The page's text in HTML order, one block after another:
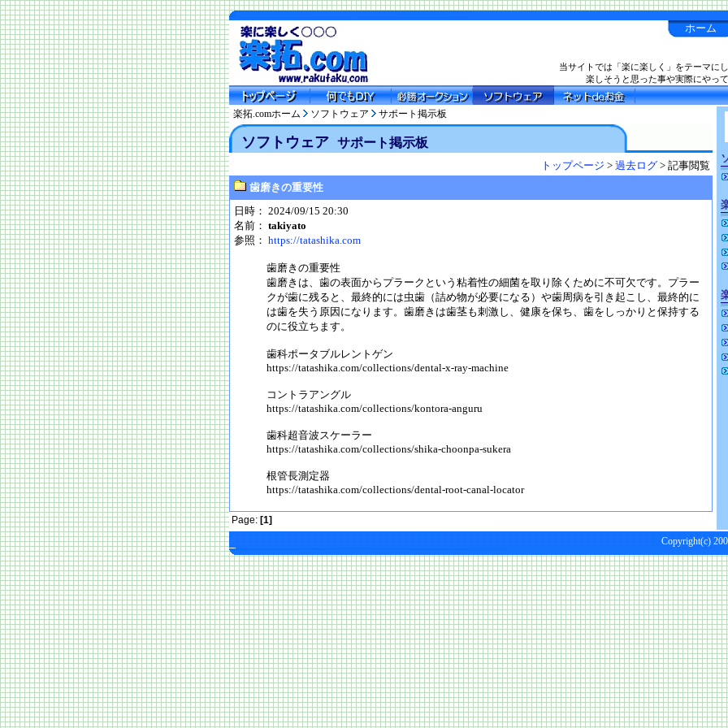
ホーム
当サイトでは「楽に楽しく」をテーマに
楽しそうと思った事や実際にやっ
楽拓.comホーム ソフトウェア サポート掲示板
ソフトウェア サポート掲示板
トップページ > 過去ログ > 記事閲覧
歯磨きの重要性
日時： 2024/09/15 20:30
名前： takiyato
参照： https://tatashika.com
歯磨きの重要性
歯磨きは、歯の表面からプラークという粘着性の細菌を取り除くために不可欠です。プラー
クが歯に残ると、最終的には虫歯（詰め物が必要になる）や歯周病を引き起こし、最終的に
は歯を失う原因になります。歯磨きは歯茎も刺激し、健康を保ち、歯をしっかりと保持する
のに役立ちます。
歯科ポータブルレントゲン
https://tatashika.com/collections/dental-x-ray-machine
コントラアングル
https://tatashika.com/collections/kontora-anguru
歯科超音波スケーラー
https://tatashika.com/collections/shika-choonpa-sukera
根管長測定器
https://tatashika.com/collections/dental-root-canal-locator
Page: [1]
Copyright(c)